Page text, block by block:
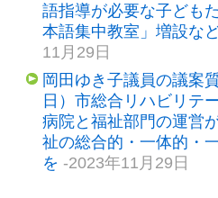
語指導が必要な子ども
本語集中教室」増設な
11月29日
岡田ゆき子議員の議案
日）市総合リハビリテ
病院と福祉部門の運営
祉の総合的・一体的・
を -2023年11月29日